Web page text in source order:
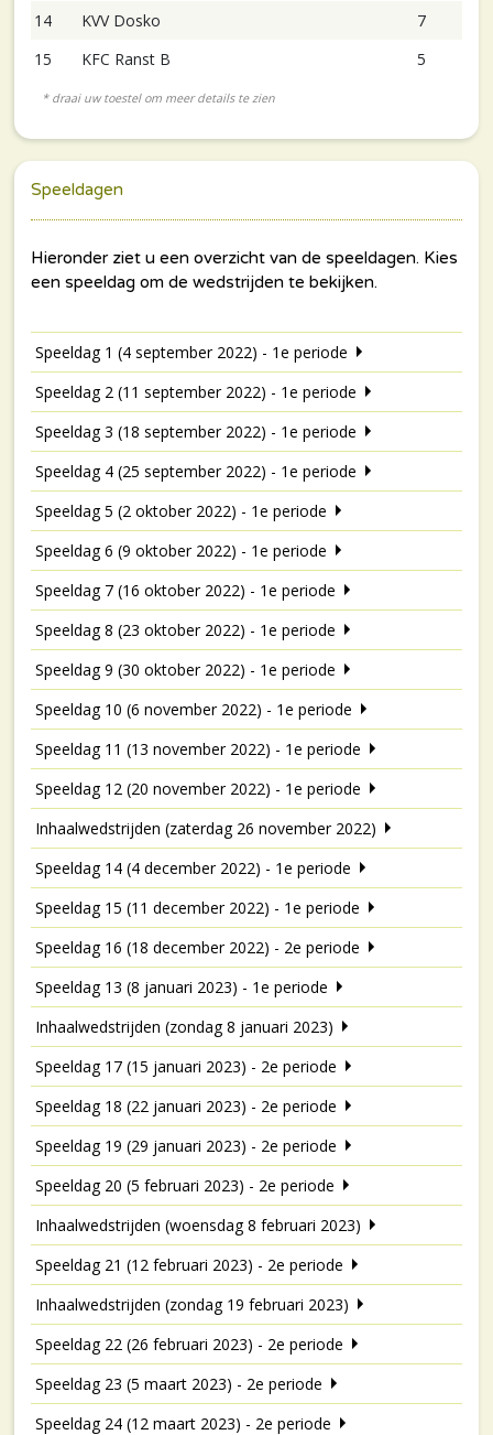
14 KVV Dosko
7
15
KFC Ranst B 5
Speeldagen
Speeldag 1 (4 september 2022) - 1e periode
Speeldag 2 (11 september 2022) - 1e periode
Speeldag 3 (18 september 2022) - 1e periode
Speeldag 4 (25 september 2022) - 1e periode
Speeldag 5 (2 oktober 2022) - 1e periode
Speeldag 6 (9 oktober 2022) - 1e periode
Speeldag 7 (16 oktober 2022) - 1e periode
Speeldag 8 (23 oktober 2022) - 1e periode
Speeldag 9 (30 oktober 2022) - 1e periode
Speeldag 10 (6 november 2022) - 1e periode
Speeldag 11 (13 november 2022) - 1e periode
Speeldag 12 (20 november 2022) - 1e periode
Inhaalwedstrijden (zaterdag 26 november 2022)
Speeldag 14 (4 december 2022) - 1e periode
Speeldag 15 (11 december 2022) - 1e periode
Speeldag 16 (18 december 2022) - 2e periode
Speeldag 13 (8 januari 2023) - 1e periode
Inhaalwedstrijden (zondag 8 januari 2023)
Speeldag 17 (15 januari 2023) - 2e periode
Speeldag 18 (22 januari 2023) - 2e periode
Speeldag 19 (29 januari 2023) - 2e periode
Speeldag 20 (5 februari 2023) - 2e periode
Inhaalwedstrijden (woensdag 8 februari 2023)
Speeldag 21 (12 februari 2023) - 2e periode
Inhaalwedstrijden (zondag 19 februari 2023)
Speeldag 22 (26 februari 2023) - 2e periode
Speeldag 23 (5 maart 2023) - 2e periode
Speeldag 24 (12 maart 2023) - 2e periode